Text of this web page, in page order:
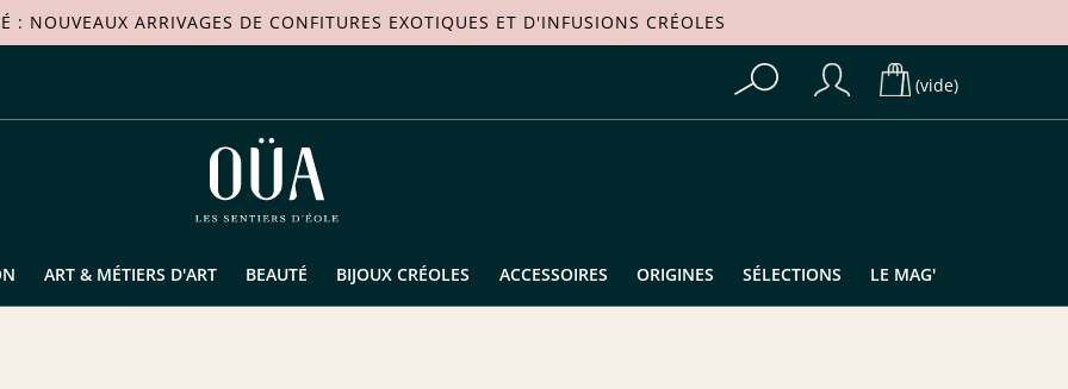
: NOUVEAUX ARRIVAGES DE CONFITURES EXOTIQUES ET D'INFUSIONS CRÉOLES
(vide)
ART & MÉTIERS D'ART BEAUTÉ BIJOUX CRÉOLES ACCESSOIRES ORIGINES SÉLECTIONS LE MAG'